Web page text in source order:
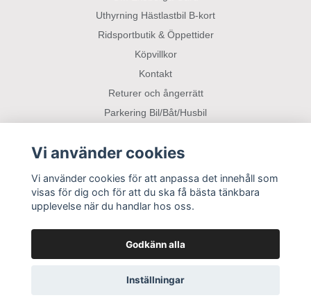
Uthyrning Hästlastbil B-kort
Ridsportbutik & Öppettider
Köpvillkor
Kontakt
Returer och ångerrätt
Parkering Bil/Båt/Husbil
Sociala medier
Vi använder cookies
Vi använder cookies för att anpassa det innehåll som
visas för dig och för att du ska få bästa tänkbara
upplevelse när du handlar hos oss.
Godkänn alla
Inställningar